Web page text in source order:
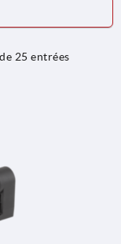
de 25 entrées